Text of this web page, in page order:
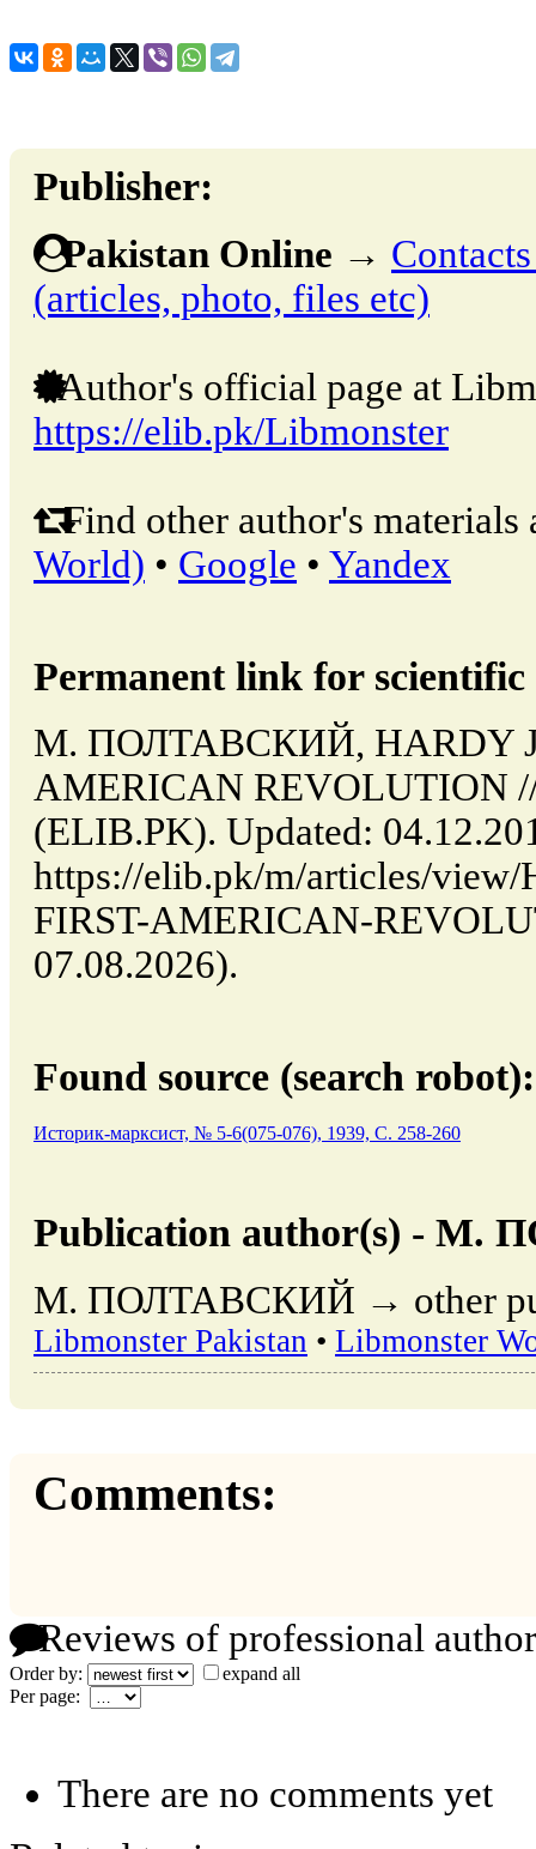
Publisher:
Pakistan Online →
(articles, photo, files etc)
Author's official page at
https://elib.pk/Libmonster
Find other author's materials
World) • Google • Yandex
Permanent link for
М. ПОЛТАВСКИЙ, HARDY
AMERICAN REVOLUTION //
(ELIB.PK). Updated:
https://elib.pk/m/articles/
FIRST-AMERICAN-
07.08.2026).
Found source (search robot):
Историк-марксист, № 5-6(075-076), 1939, C. 258-260
Publication author(s) -
М. ПОЛТАВСКИЙ → other
Libmonster Pakistan • Libmonster
Comments:
Reviews of professional
Order by:
expand all
Per page:
There are no comments yet